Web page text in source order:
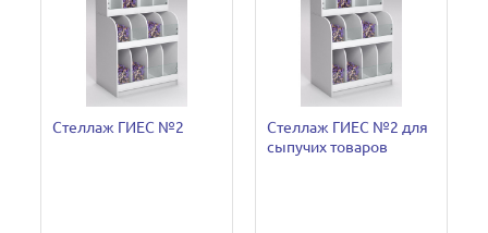
Стеллаж ГИЕС №2
Стеллаж ГИЕС №2 для
сыпучих товаров